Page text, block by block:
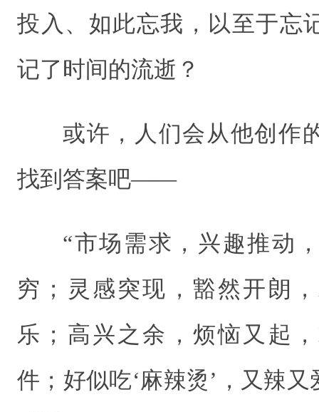
投入、如此忘我，以至于忘
记了时间的流逝？
或许，人们会从他创作
找到答案吧——
“市场需求，兴趣推动
穷；灵感突现，豁然开朗
乐；高兴之余，烦恼又起
件；好似吃‘麻辣烫’，又辣